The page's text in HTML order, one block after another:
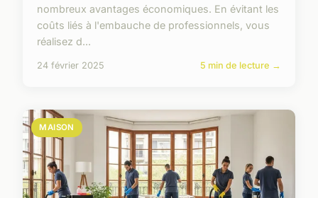
nombreux avantages économiques. En évitant les
coûts liés à l'embauche de professionnels, vous
réalisez d...
24 février 2025 5 min de lecture →
MAISON